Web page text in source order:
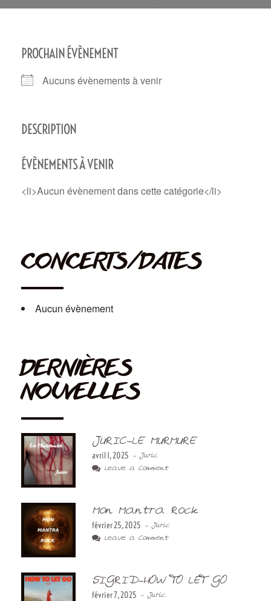
PROCHAIN ÉVÈNEMENT
Aucuns évènements à venir
DESCRIPTION
ÉVÈNEMENTS À VENIR
<li>Aucun évènement dans cette catégorie</li>
CONCERTS/DATES
Aucun évènement
DERNIÈRES
NOUVELLES
JURIC-LE MURMURE
avril 1, 2025 - Juric
Leave a Comment
Mon Mantra Rock
février 25, 2025 - Juric
Leave a Comment
SIGRID-HOW TO LET GO
février 7, 2025 - Juric